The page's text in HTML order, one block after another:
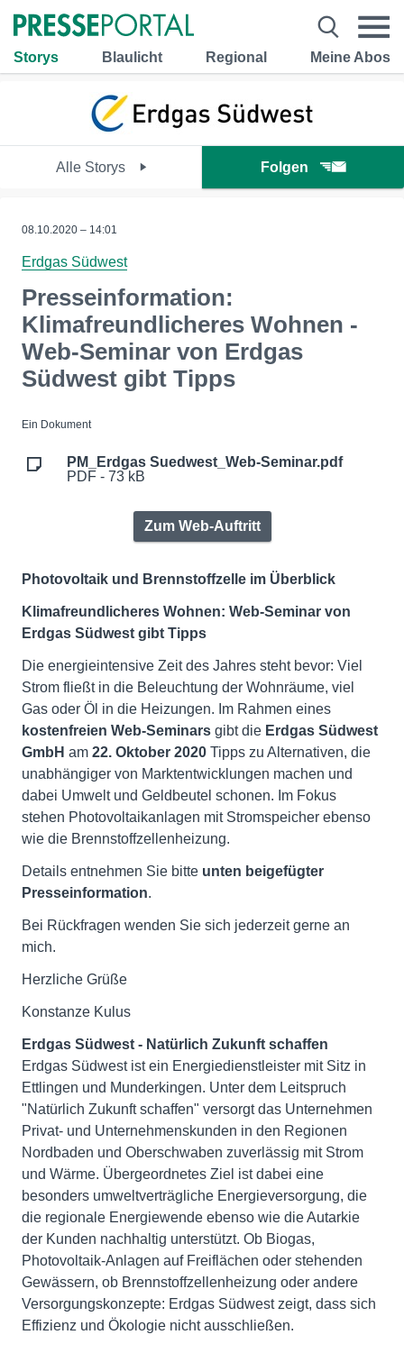
Storys Blaulicht Regional Meine Abos
Alle Storys Folgen
08.10.2020 – 14:01
Erdgas Südwest
Presseinformation:
Klimafreundlicheres Wohnen -
Web-Seminar von Erdgas
Südwest gibt Tipps
Ein Dokument
PM_Erdgas Suedwest_Web-Seminar.pdf
PDF - 73 kB
Zum Web-Auftritt
Photovoltaik und Brennstoffzelle im Überblick
Klimafreundlicheres Wohnen: Web-Seminar von
Erdgas Südwest gibt Tipps
Die energieintensive Zeit des Jahres steht bevor: Viel
Strom fließt in die Beleuchtung der Wohnräume, viel
Gas oder Öl in die Heizungen. Im Rahmen eines
kostenfreien Web-Seminars gibt die Erdgas Südwest
GmbH am 22. Oktober 2020 Tipps zu Alternativen, die
unabhängiger von Marktentwicklungen machen und
dabei Umwelt und Geldbeutel schonen. Im Fokus
stehen Photovoltaikanlagen mit Stromspeicher ebenso
wie die Brennstoffzellenheizung.
Details entnehmen Sie bitte unten beigefügter
Presseinformation.
Bei Rückfragen wenden Sie sich jederzeit gerne an
mich.
Herzliche Grüße
Konstanze Kulus
Erdgas Südwest - Natürlich Zukunft schaffen
Erdgas Südwest ist ein Energiedienstleister mit Sitz in
Ettlingen und Munderkingen. Unter dem Leitspruch
"Natürlich Zukunft schaffen" versorgt das Unternehmen
Privat- und Unternehmenskunden in den Regionen
Nordbaden und Oberschwaben zuverlässig mit Strom
und Wärme. Übergeordnetes Ziel ist dabei eine
besonders umweltverträgliche Energieversorgung, die
die regionale Energiewende ebenso wie die Autarkie
der Kunden nachhaltig unterstützt. Ob Biogas,
Photovoltaik-Anlagen auf Freiflächen oder stehenden
Gewässern, ob Brennstoffzellenheizung oder andere
Versorgungskonzepte: Erdgas Südwest zeigt, dass sich
Effizienz und Ökologie nicht ausschließen.